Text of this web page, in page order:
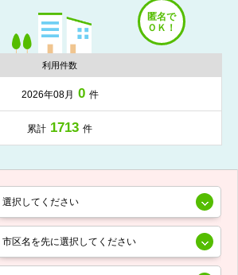
利用件数
2026年08月 0 件
累計 1713 件